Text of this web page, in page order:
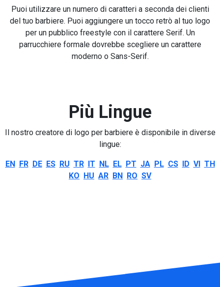
Puoi utilizzare un numero di caratteri a seconda dei clienti
del tuo barbiere. Puoi aggiungere un tocco retrò al tuo logo
per un pubblico freestyle con il carattere Serif. Un
parrucchiere formale dovrebbe scegliere un carattere
moderno o Sans-Serif.
Più Lingue
Il nostro creatore di logo per barbiere è disponibile in diverse
lingue:
EN FR DE ES RU TR IT NL EL PT JA PL CS ID VI TH
KO HU AR BN RO SV